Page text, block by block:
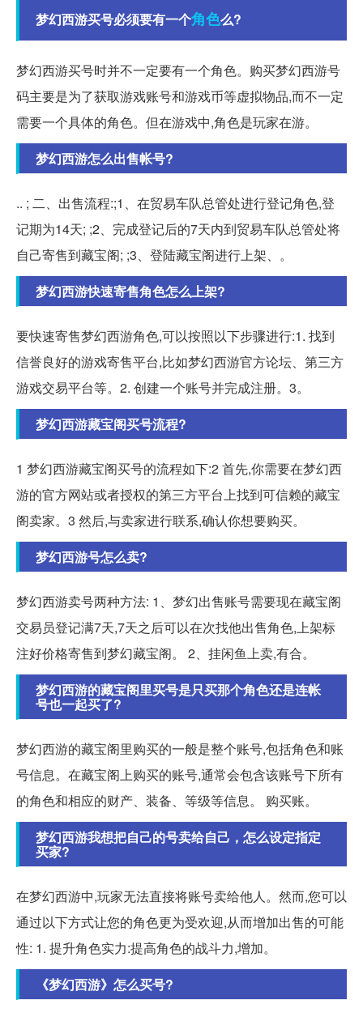
梦幻西游买号必须要有一个角色么?
梦幻西游买号时并不一定要有一个角色。购买梦幻西游号
码主要是为了获取游戏账号和游戏币等虚拟物品,而不一定
需要一个具体的角色。但在游戏中,角色是玩家在游。
梦幻西游怎么出售帐号?
.. ; 二、出售流程:;1、在贸易车队总管处进行登记角色,登
记期为14天; ;2、完成登记后的7天内到贸易车队总管处将
自己寄售到藏宝阁; ;3、登陆藏宝阁进行上架、。
梦幻西游快速寄售角色怎么上架?
要快速寄售梦幻西游角色,可以按照以下步骤进行:1. 找到
信誉良好的游戏寄售平台,比如梦幻西游官方论坛、第三方
游戏交易平台等。2. 创建一个账号并完成注册。3。
梦幻西游藏宝阁买号流程?
1 梦幻西游藏宝阁买号的流程如下:2 首先,你需要在梦幻西
游的官方网站或者授权的第三方平台上找到可信赖的藏宝
阁卖家。3 然后,与卖家进行联系,确认你想要购买。
梦幻西游号怎么卖?
梦幻西游卖号两种方法: 1、梦幻出售账号需要现在藏宝阁
交易员登记满7天,7天之后可以在次找他出售角色,上架标
注好价格寄售到梦幻藏宝阁。 2、挂闲鱼上卖,有合。
梦幻西游的藏宝阁里买号是只买那个角色还是连帐
号也一起买了?
梦幻西游的藏宝阁里购买的一般是整个账号,包括角色和账
号信息。在藏宝阁上购买的账号,通常会包含该账号下所有
的角色和相应的财产、装备、等级等信息。 购买账。
梦幻西游我想把自己的号卖给自己，怎么设定指定
买家?
在梦幻西游中,玩家无法直接将账号卖给他人。然而,您可以
通过以下方式让您的角色更为受欢迎,从而增加出售的可能
性: 1. 提升角色实力:提高角色的战斗力,增加。
《梦幻西游》怎么买号?